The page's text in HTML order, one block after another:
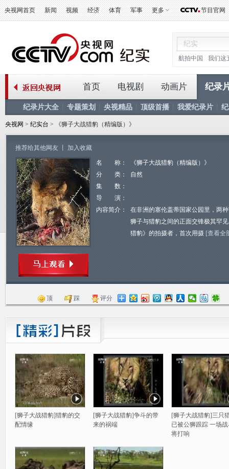
央视网首页 新闻 视频 经济 体育 军事 更多 节目官网
航拍中国 我们这
首页 电视剧 动画片 纪录
纪录片大全 专题策划 央视精品 顶级首播 我爱纪录片
央视网 > 纪实台 > 《狮子大战猎豹（精编版）》
推荐给其他网友 加入收藏
名 称：
《狮子大战猎豹（精编版）》
分 类：
自然
集 数：
导 演：
内容简介：
在非洲的塞伦盖蒂国家公园里，两
狮子与猎豹之间的正面交锋极其罕
猎豹》的拍摄者，首次用摄 [查看全
顶 踩 评分
[狮子大战猎豹]猎豹的交
配情缘
[狮子大战猎豹]争斗的带
来的祸端
[狮子大战猎豹]三只
已被公狮跟踪 一场
将打响